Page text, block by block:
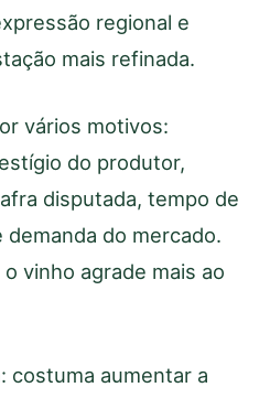
regional e
mais refinada.
vários motivos:
do produtor,
disputada, tempo de
demanda do mercado.
vinho agrade mais ao
: costuma aumentar a